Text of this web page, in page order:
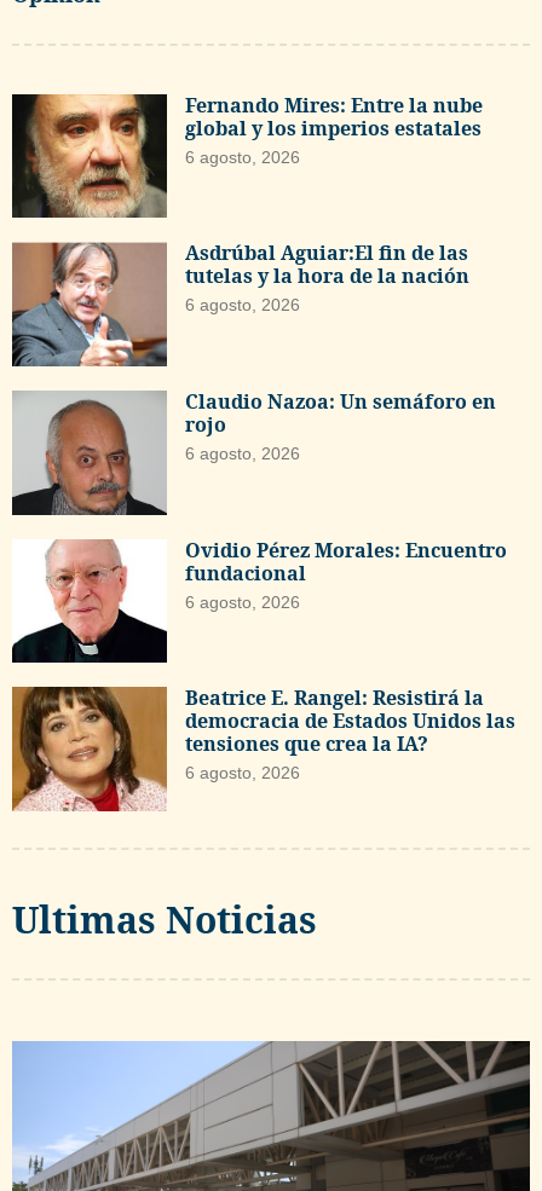
Fernando Mires: Entre la nube
global y los imperios estatales
6 agosto, 2026
Asdrúbal Aguiar:El fin de las
tutelas y la hora de la nación
6 agosto, 2026
Claudio Nazoa: Un semáforo en
rojo
6 agosto, 2026
Ovidio Pérez Morales: Encuentro
fundacional
6 agosto, 2026
Beatrice E. Rangel: Resistirá la
democracia de Estados Unidos las
tensiones que crea la IA?
6 agosto, 2026
Ultimas Noticias